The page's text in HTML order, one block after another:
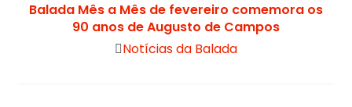
Balada Mês a Mês de fevereiro comemora os
90 anos de Augusto de Campos
Notícias da Balada